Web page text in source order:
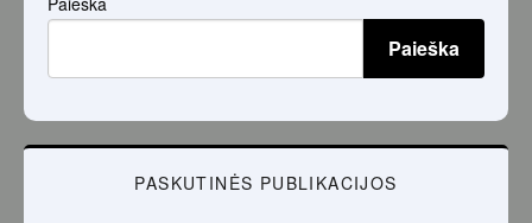
Paieška
PASKUTINĖS PUBLIKACIJOS